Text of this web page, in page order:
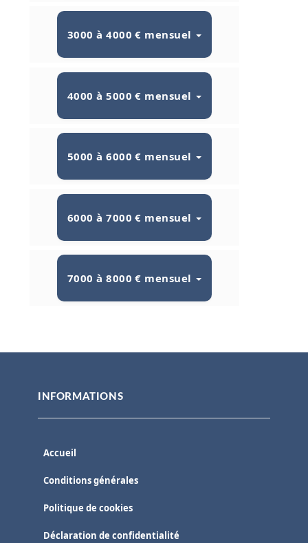
3000 à 4000 € mensuel
4000 à 5000 € mensuel
5000 à 6000 € mensuel
6000 à 7000 € mensuel
7000 à 8000 € mensuel
INFORMATIONS
Accueil
Conditions générales
Politique de cookies
Déclaration de confidentialité